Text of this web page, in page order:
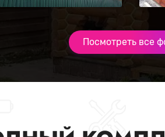
Посмотреть все